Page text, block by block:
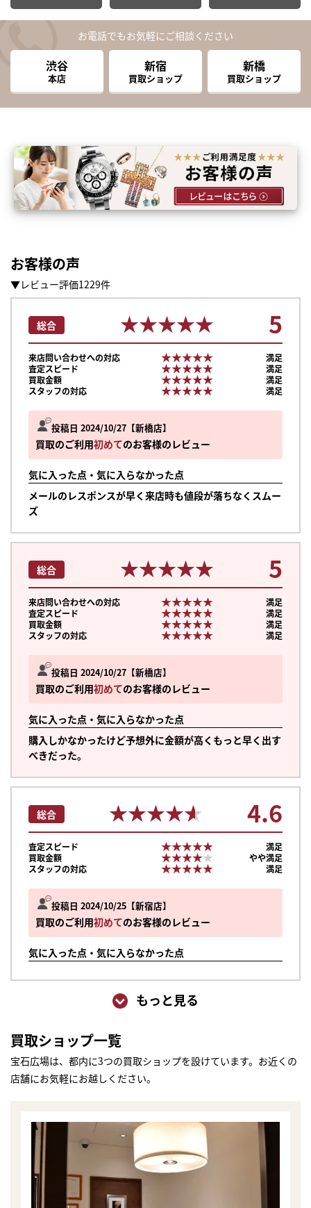
お電話でもお気軽にご相談ください
渋谷
本店
新宿
買取ショップ
新橋
買取ショップ
お客様の声
▼レビュー評価1229件
投稿日 2024/10/27 新橋店
買取のご利用初めてのお客様のレビュー
気に入った点・気に入らなかった点
メールのレスポンスが早く来店時も値段が落ちなくスムー
ズ
総合 ★★★★★
★★★★★ 5
来店問い合わせへの対応 ★★★★★
★★★★★
満足
査定スピード
★★★★★
★★★★★
満足
買取金額
★★★★★
★★★★★
満足
スタッフの対応
★★★★★
★★★★★ 満足
投稿日 2024/10/27 新橋店
買取のご利用初めてのお客様のレビュー
気に入った点・気に入らなかった点
購入しかなかったけど予想外に金額が高くもっと早く出す
べきだった。
総合 ★★★★★
★★★★★ 5
来店問い合わせへの対応 ★★★★★
★★★★★
満足
査定スピード
★★★★★
★★★★★
満足
買取金額
★★★★★
★★★★★
満足
スタッフの対応
★★★★★
★★★★★ 満足
投稿日 2024/10/25 新宿店
買取のご利用初めてのお客様のレビュー
気に入った点・気に入らなかった点
総合 ★★★★★
★★★★★ 4.6
査定スピード ★★★★★
★★★★★
満足
買取金額
★★★★★
★★★★★
やや満足
スタッフの対応
★★★★★
★★★★★ 満足
もっと見る
買取ショップ一覧
宝石広場は、都内に3つの買取ショップを設けています。お近くの
店舗にお気軽にお越しください。
まずは